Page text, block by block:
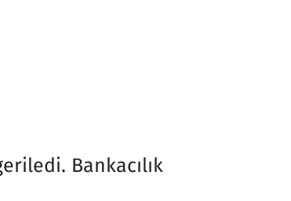
Bankacılık